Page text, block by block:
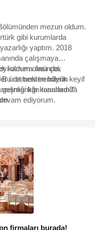
mezun oldum.
gibi kurumlarda
yaptım. 2018
çalışmaya
kamera önünde,
üretmekten büyük keyif
kim tasarladı?"
oldum olası çok
da beni trendlerin
konularında
ediyorum.
firmaları burada!